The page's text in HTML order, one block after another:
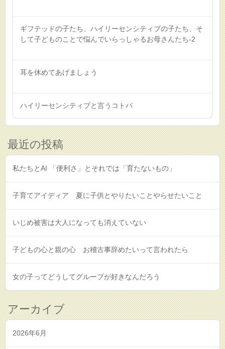
ギフテッドの子たち、ハイリーセンシティブの子たち、そ
して子どものことで悩んでいらっしゃるお母さんたち-2
耳を休めてあげましょう
ハイリーセンシティブと言うコトバ
最近の投稿
私たちとAI 「便利さ」とそれでは「育たないもの」
子育てアイディア 夏に子供とやりたいことやらせたいこと
いじめ被害は大人になっても消えていない
子どもの心と親の心 お稽古事辞めたいって言われたら
女の子ってどうしてグループが好きなんだろう
アーカイブ
2026年6月